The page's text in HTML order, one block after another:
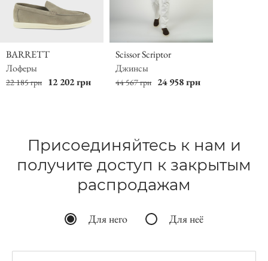
BARRETT
Лоферы
22 185 грн 12 202 грн
Scissor Scriptor
Джинсы
44 567 грн 24 958 грн
Присоединяйтесь к нам и
получите доступ к закрытым
распродажам
Для него Для неё